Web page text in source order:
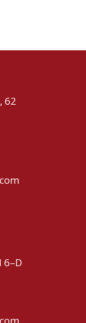
62
6–D